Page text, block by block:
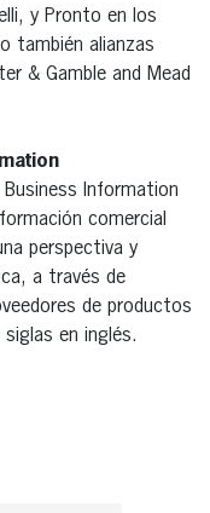
y Pronto en los
también alianzas
& Gamble and Mead
Information
comercial
perspectiva y
a través de
de productos
en inglés.